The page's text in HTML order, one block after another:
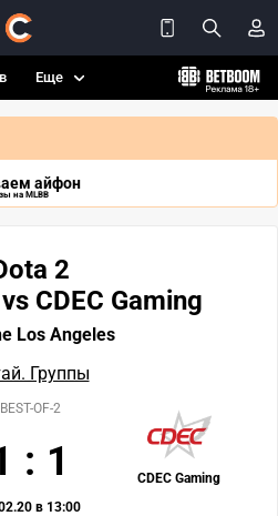
Еще
айфон
на MLBB
2
CDEC Gaming
Los Angeles
Группы
CDEC Gaming
BEST-OF-2
: 1
в 13:00